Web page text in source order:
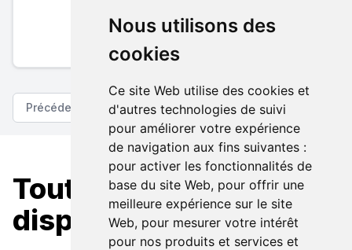
Nous utilisons des
cookies
Ce site Web utilise des cookies et
d'autres technologies de suivi
pour améliorer votre expérience
de navigation aux fins suivantes :
pour activer les fonctionnalités de
base du site Web, pour offrir une
meilleure expérience sur le site
Web, pour mesurer votre intérêt
pour nos produits et services et
Pack essentiel inclus
En savoir plus sur nos tarifs
Précédent Suivant
Toutes nos XPENG
disponibles